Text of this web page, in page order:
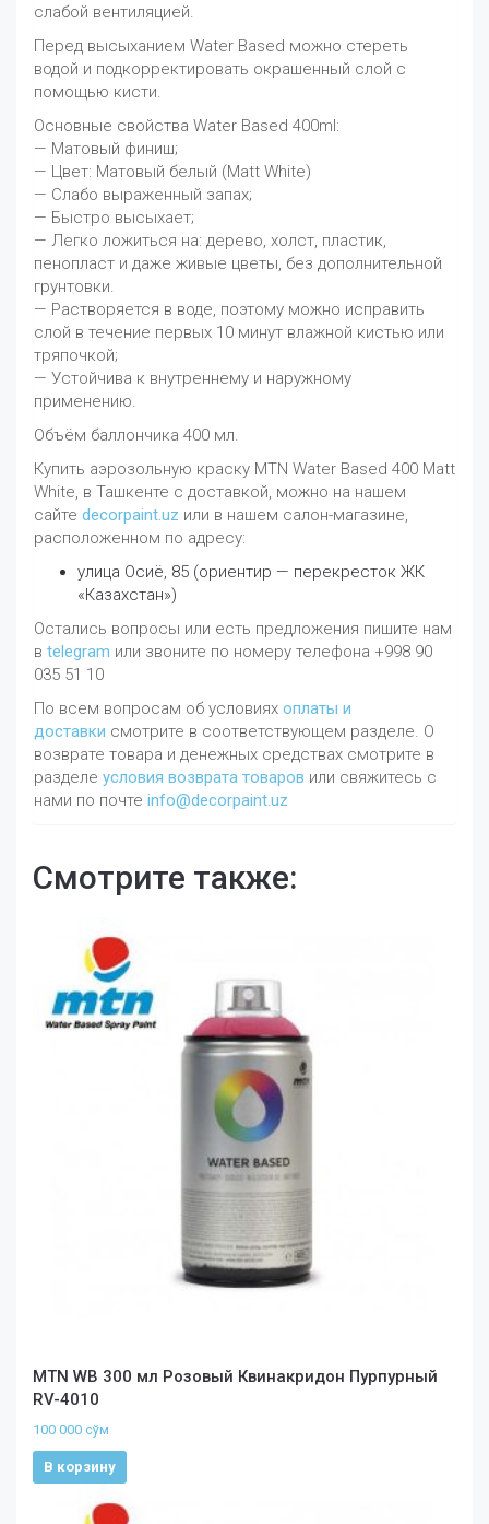
слабой вентиляцией.
Перед высыханием Water Based можно стереть
водой и подкорректировать окрашенный слой с
помощью кисти.
Основные свойства Water Based 400ml:
— Матовый финиш;
— Цвет: Матовый белый (Matt White)
— Слабо выраженный запах;
— Быстро высыхает;
— Легко ложиться на: дерево, холст, пластик,
пенопласт и даже живые цветы, без дополнительной
грунтовки.
— Растворяется в воде, поэтому можно исправить
слой в течение первых 10 минут влажной кистью или
тряпочкой;
— Устойчива к внутреннему и наружному
применению.
Объём баллончика 400 мл.
Купить аэрозольную краску MTN Water Based 400 Matt
White, в Ташкенте с доставкой, можно на нашем
сайте decorpaint.uz или в нашем салон-магазине,
расположенном по адресу:
улица Осиё, 85 (ориентир — перекресток ЖК
«Казахстан»)
Остались вопросы или есть предложения пишите нам
в telegram или звоните по номеру телефона +998 90
035 51 10
По всем вопросам об условиях оплаты и
доставки смотрите в соответствующем разделе. О
возврате товара и денежных средствах смотрите в
разделе условия возврата товаров или свяжитесь с
нами по почте info@decorpaint.uz
Смотрите также:
MTN WB 300 мл Розовый Квинакридон Пурпурный
RV-4010
100 000 сўм
В корзину